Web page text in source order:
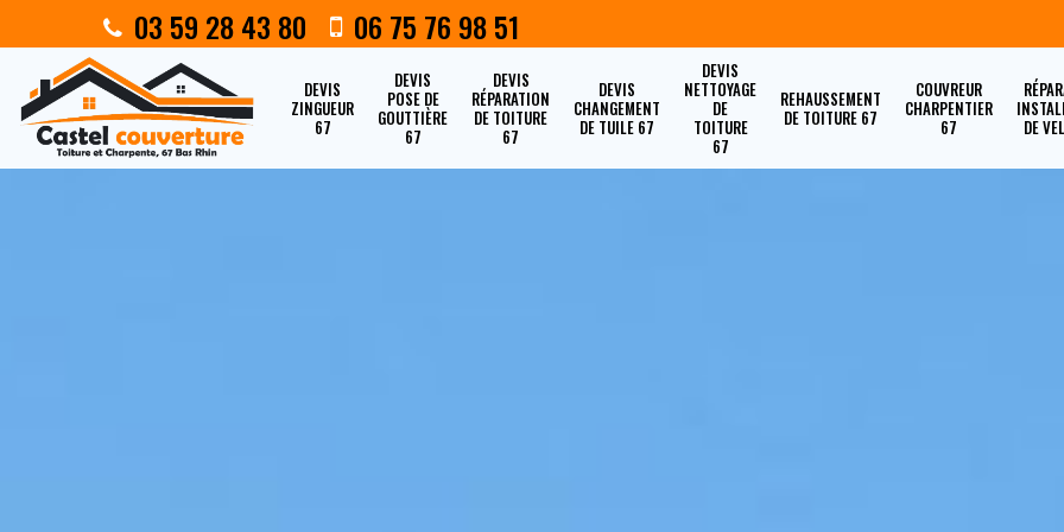
03 59 28 43 80 06 75 76 98 51
DEVIS
ZINGUEUR
67
DEVIS
POSE DE
GOUTTIÈRE
67
DEVIS
RÉPARATION
DE TOITURE
67
DEVIS
CHANGEMENT
DE TUILE 67
DEVIS
NETTOYAGE
DE
TOITURE
67
REHAUSSEMENT
DE TOITURE 67
COUVREUR
CHARPENTIER
67
DE